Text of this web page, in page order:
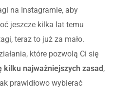
na Instagramie, aby
jeszcze kilka lat temu
teraz to już za mało.
które pozwolą Ci się
kilku najważniejszych zasad,
prawidłowo wybierać